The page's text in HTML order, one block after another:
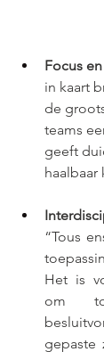
Focus
in kaart
de
teams
geeft
haalbaar
“Tous
Het is
om
gepaste